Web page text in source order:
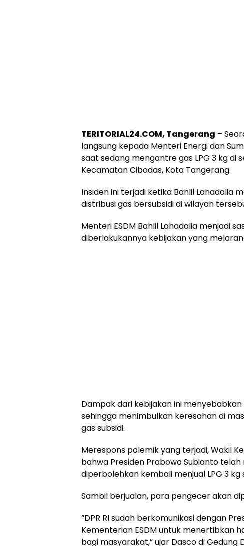
TERITORIAL24.COM, Tangerang –
langsung kepada Menteri Energi dan
saat sedang mengantre gas LPG 3 kg di
Kecamatan Cibodas, Kota Tangerang.
Insiden ini terjadi ketika Bahlil Lahadalia
distribusi gas bersubsidi di wilayah
Menteri ESDM Bahlil Lahadalia menjadi
diberlakukannya kebijakan yang
Dampak dari kebijakan ini
sehingga menimbulkan keresahan di
gas subsidi.
Merespons polemik yang terjadi, Wakil
bahwa Presiden Prabowo Subianto
diperbolehkan kembali menjual LPG 3 kg
Sambil berjualan, para pengecer akan
“DPR RI sudah berkomunikasi dengan
Kementerian ESDM untuk menertibkan
bagi masyarakat,” ujar Dasco di Gedung